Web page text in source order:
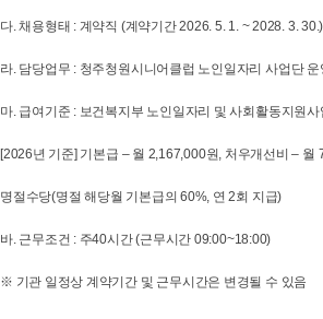
다. 채용형태 : 계약직 (계약기간 2026. 5. 1. ~ 2028. 3. 30.)
라. 담당업무 : 청주청원시니어클럽 노인일자리 사업단 운
마. 급여기준 : 보건복지부 노인일자리 및 사회활동지원
[2026년 기준] 기본급 – 월 2,167,000원, 처우개선비 – 월
명절수당(명절 해당월 기본급의 60%, 연 2회 지급)
바. 근무조건 : 주40시간 (근무시간 09:00~18:00)
※ 기관 일정상 계약기간 및 근무시간은 변경될 수 있음